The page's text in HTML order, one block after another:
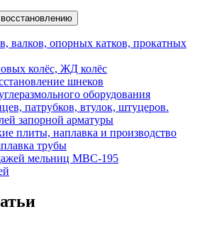
валков, опорных катков, прокатных
колёс, ЖД колёс
шнеков
оборудования
патрубков, втулок, штуцеров.
запорной арматуры
плиты, наплавка и производство
трубы
мельниц МВС-195